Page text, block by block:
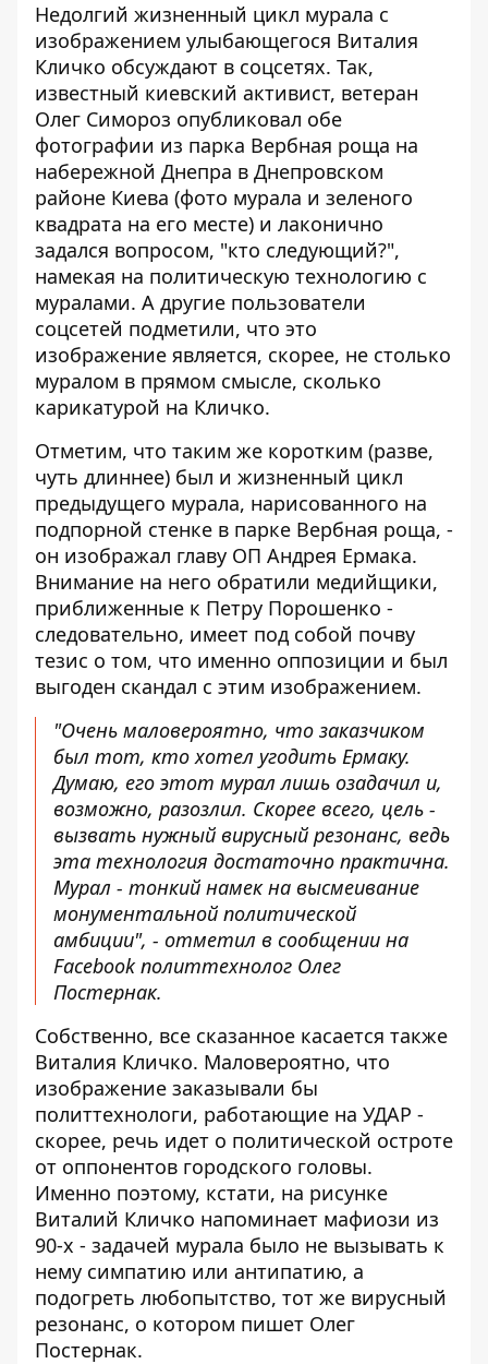
Недолгий жизненный цикл мурала с
изображением улыбающегося Виталия
Кличко обсуждают в соцсетях. Так,
известный киевский активист, ветеран
Олег Симороз опубликовал обе
фотографии из парка Вербная роща на
набережной Днепра в Днепровском
районе Киева (фото мурала и зеленого
квадрата на его месте) и лаконично
задался вопросом, "кто следующий?",
намекая на политическую технологию с
муралами. А другие пользователи
соцсетей подметили, что это
изображение является, скорее, не столько
муралом в прямом смысле, сколько
карикатурой на Кличко.
Отметим, что таким же коротким (разве,
чуть длиннее) был и жизненный цикл
предыдущего мурала, нарисованного на
подпорной стенке в парке Вербная роща, -
он изображал главу ОП Андрея Ермака.
Внимание на него обратили медийщики,
приближенные к Петру Порошенко -
следовательно, имеет под собой почву
тезис о том, что именно оппозиции и был
выгоден скандал с этим изображением.
"Очень маловероятно, что заказчиком
был тот, кто хотел угодить Ермаку.
Думаю, его этот мурал лишь озадачил и,
возможно, разозлил. Скорее всего, цель -
вызвать нужный вирусный резонанс, ведь
эта технология достаточно практична.
Мурал - тонкий намек на высмеивание
монументальной политической
амбиции", - отметил в сообщении на
Facebookполиттехнолог Олег
Постернак.
Собственно, все сказанное касается также
Виталия Кличко. Маловероятно, что
изображение заказывали бы
политтехнологи, работающие на УДАР -
скорее, речь идет о политической остроте
от оппонентов городского головы.
Именно поэтому, кстати, на рисунке
Виталий Кличко напоминает мафиози из
90-х - задачей мурала было не вызывать к
нему симпатию или антипатию, а
подогреть любопытство, тот же вирусный
резонанс, о котором пишет Олег
Постернак.